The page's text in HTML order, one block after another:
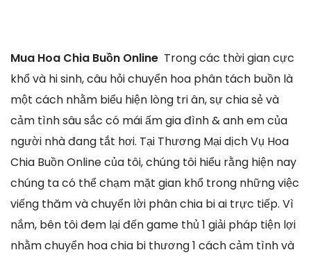
Mua Hoa Chia Buồn Online Trong các thời gian cực
khổ và hi sinh, câu hỏi chuyển hoa phân tách buồn là
một cách nhằm biểu hiện lòng tri ân, sự chia sẻ và
cảm tình sâu sắc có mái ấm gia đình & anh em của
người nhà đang tắt hơi. Tại Thương Mại dịch Vụ Hoa
Chia Buồn Online của tôi, chúng tôi hiểu rằng hiện nay
chúng ta có thể chạm mặt gian khổ trong những việc
viếng thăm và chuyển lời phân chia bi ai trực tiếp. Vì
nắm, bên tôi đem lại đến game thủ 1 giải pháp tiện lợi
nhằm chuyển hoa chia bi thương 1 cách cảm tình và